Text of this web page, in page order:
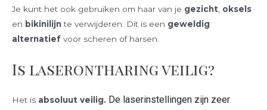
Je kunt het ook gebruiken om haar van je gezicht oksels
en bikinilijnte verwijderen. Dit is een geweldig
alternatief voor scheren of harsen.
Is laserontharing veilig?
Het is absoluut veilig. De laserinstellingen zijn zeer